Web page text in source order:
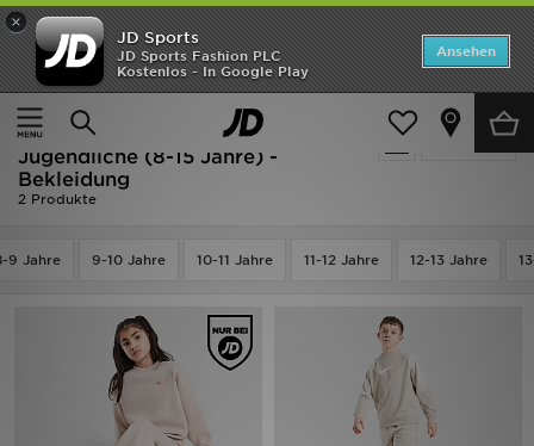
×
JD Sports
JD Sports Fashion PLC
Kostenlos - In Google Play
Ansehen
Home
Kinder Kleidung Jugendliche (8-15 Jahre)
Verfeinern
Ausverkauf | Braun Nike Kleidung
Jugendliche (8-15 Jahre) -
Bekleidung
2 Produkte
9 Jahre 9-10 Jahre 10-11 Jahre 11-12 Jahre 12-13 Jahre
ANGEBOTE
Neuheiten
Herren
Damen
Kinder